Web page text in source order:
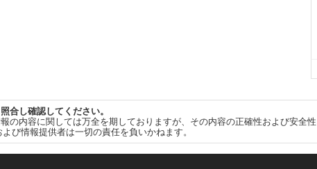
合し確認してください。
の内容に関しては万全を期しておりますが、その内容の正確性および安全
び情報提供者は一切の責任を負いかねます。